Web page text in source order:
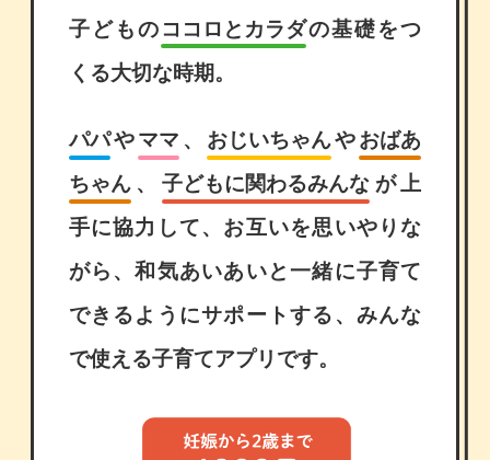
子どものココロとカラダの基礎をつ
くる大切な時期。
パパやママ 、 おじいちゃんやおばあ
ちゃん、 子どもに関わるみんな が上
手に協力して、お互いを思いやりな
がら、和気あいあいと一緒に子育て
できるようにサポートする、みんな
で使える子育てアプリです。